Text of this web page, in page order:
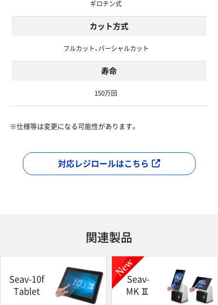
ギロチン式
カット方式
フルカット、パーシャルカット
寿命
150万回
※仕様等は変更になる可能性があります。
対応レジロールはこちら
関連製品
Seav-10f
Tablet
Seav-
MKⅡ